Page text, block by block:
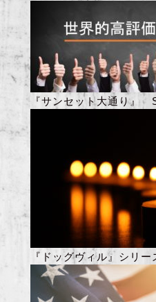
『サンセット大通り』
『ドッグヴィル』シリー